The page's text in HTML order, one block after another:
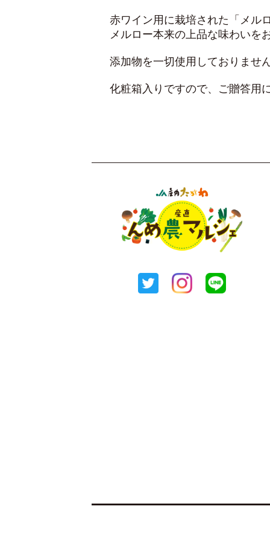
赤ワイン用に栽培された「メル
メルロー本来の上品な味わいを
添加物を一切使用しておりませ
化粧箱入りですので、ご贈答用